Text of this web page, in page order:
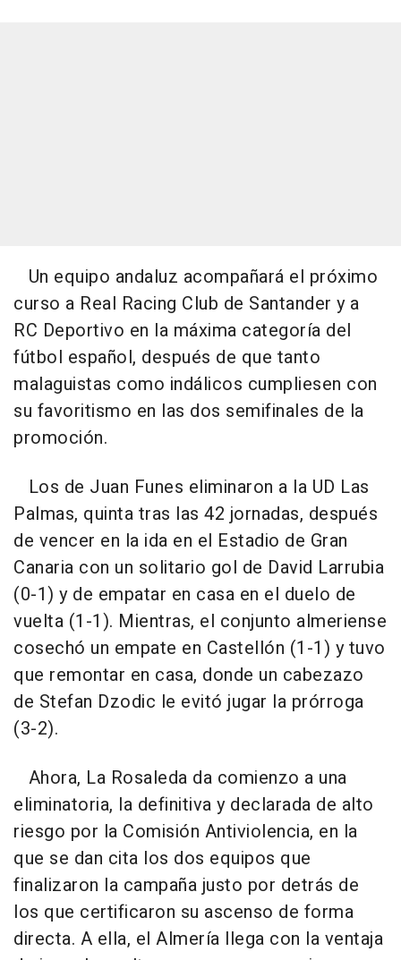
Un equipo andaluz acompañará el próximo
curso a Real Racing Club de Santander y a
RC Deportivo en la máxima categoría del
fútbol español, después de que tanto
malaguistas como indálicos cumpliesen con
su favoritismo en las dos semifinales de la
promoción.
Los de Juan Funes eliminaron a la UD Las
Palmas, quinta tras las 42 jornadas, después
de vencer en la ida en el Estadio de Gran
Canaria con un solitario gol de David Larrubia
(0-1) y de empatar en casa en el duelo de
vuelta (1-1). Mientras, el conjunto almeriense
cosechó un empate en Castellón (1-1) y tuvo
que remontar en casa, donde un cabezazo
de Stefan Dzodic le evitó jugar la prórroga
(3-2).
Ahora, La Rosaleda da comienzo a una
eliminatoria, la definitiva y declarada de alto
riesgo por la Comisión Antiviolencia, en la
que se dan cita los dos equipos que
finalizaron la campaña justo por detrás de
los que certificaron su ascenso de forma
directa. A ella, el Almería llega con la ventaja